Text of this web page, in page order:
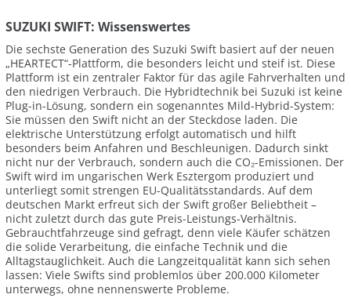
SUZUKI SWIFT: Wissenswertes
Die sechste Generation des Suzuki Swift basiert auf der neuen
„HEARTECT“-Plattform, die besonders leicht und steif ist. Diese
Plattform ist ein zentraler Faktor für das agile Fahrverhalten und
den niedrigen Verbrauch. Die Hybridtechnik bei Suzuki ist keine
Plug-in-Lösung, sondern ein sogenanntes Mild-Hybrid-System:
Sie müssen den Swift nicht an der Steckdose laden. Die
elektrische Unterstützung erfolgt automatisch und hilft
besonders beim Anfahren und Beschleunigen. Dadurch sinkt
nicht nur der Verbrauch, sondern auch die CO₂-Emissionen. Der
Swift wird im ungarischen Werk Esztergom produziert und
unterliegt somit strengen EU-Qualitätsstandards. Auf dem
deutschen Markt erfreut sich der Swift großer Beliebtheit –
nicht zuletzt durch das gute Preis-Leistungs-Verhältnis.
Gebrauchtfahrzeuge sind gefragt, denn viele Käufer schätzen
die solide Verarbeitung, die einfache Technik und die
Alltagstauglichkeit. Auch die Langzeitqualität kann sich sehen
lassen: Viele Swifts sind problemlos über 200.000 Kilometer
unterwegs, ohne nennenswerte Probleme.